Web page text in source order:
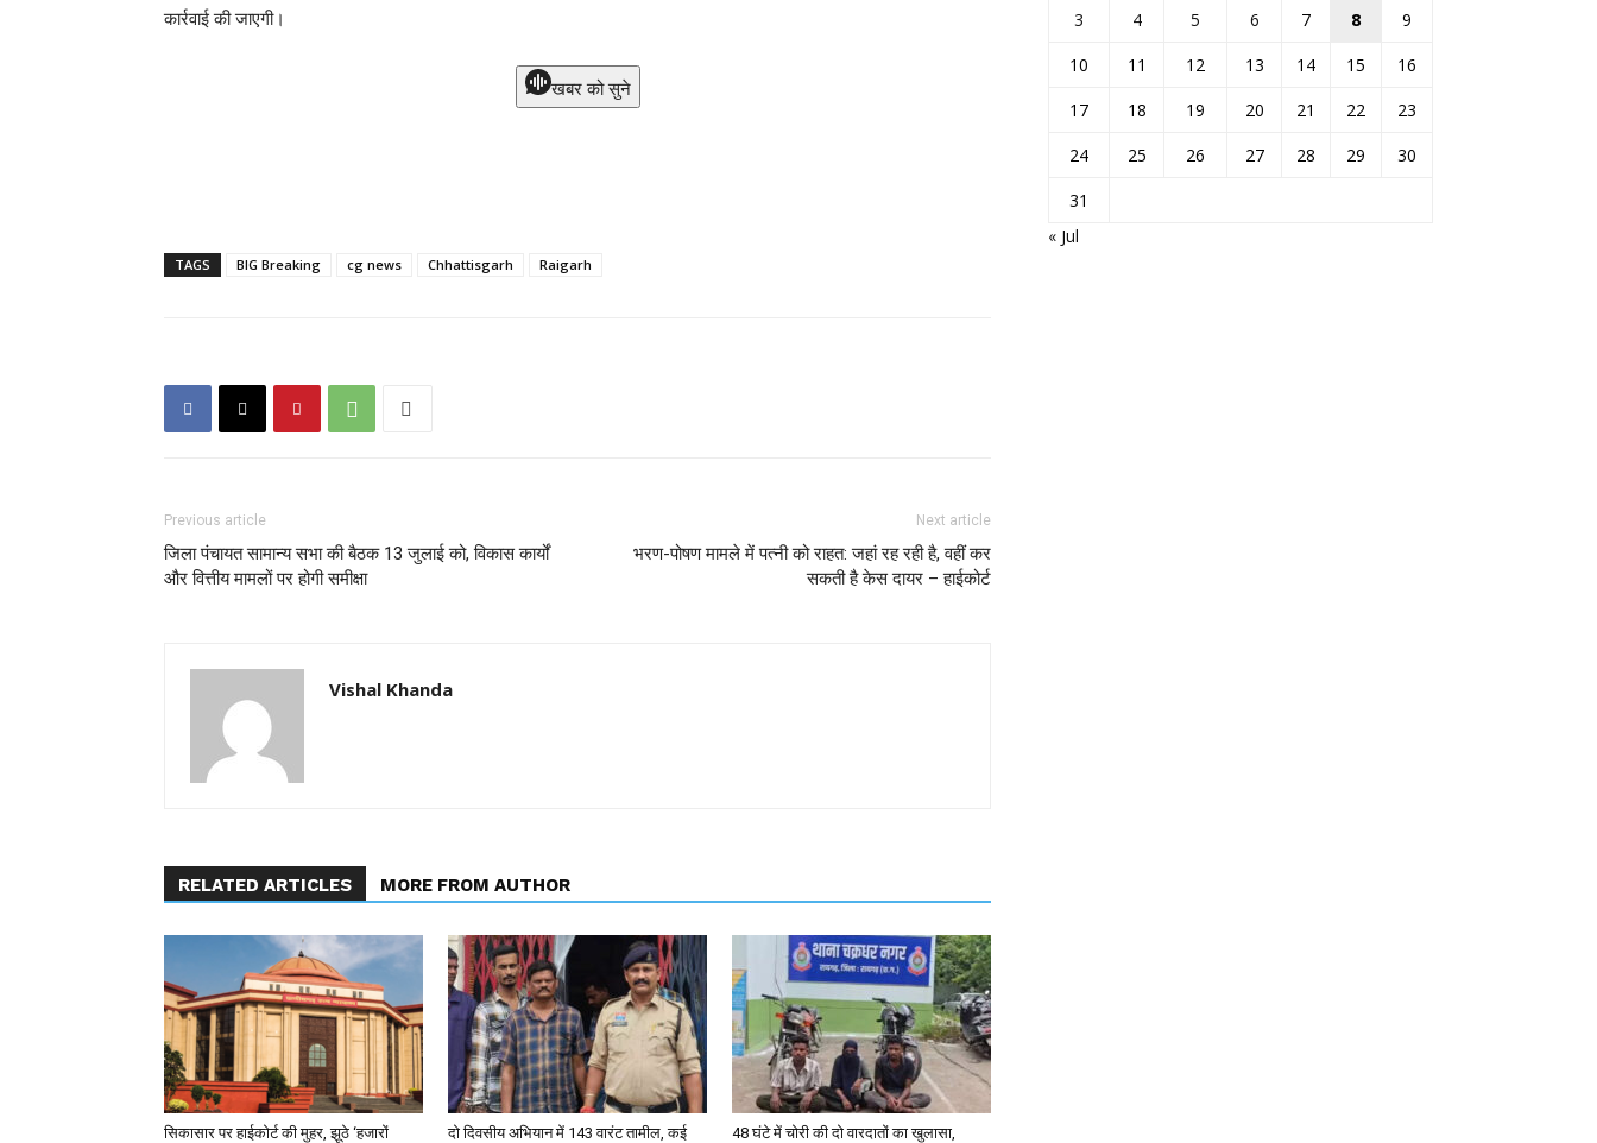
कार्रवाई की जाएगी।
खबर को सुने
TAGS BIG Breaking cg news Chhattisgarh Raigarh
Previous article
जिला पंचायत सामान्य सभा की बैठक 13 जुलाई को, विकास कार्यों
और वित्तीय मामलों पर होगी समीक्षा
Next article
भरण-पोषण मामले में पत्नी को राहत: जहां रह रही है, वहीं कर
सकती है केस दायर – हाईकोर्ट
Vishal Khanda
RELATED ARTICLES MORE FROM AUTHOR
सिकासार पर हाईकोर्ट की मुहर, झूठे ‘हजारों
दो दिवसीय अभियान में 143 वारंट तामील, कई
48 घंटे में चोरी की दो वारदातों का खुलासा,
3
4 5 6 7 8
9
10
11 12 13 14 15
16
17
18 19 20 21 22
23
24
25 26 27 28 29
30
31
« Jul